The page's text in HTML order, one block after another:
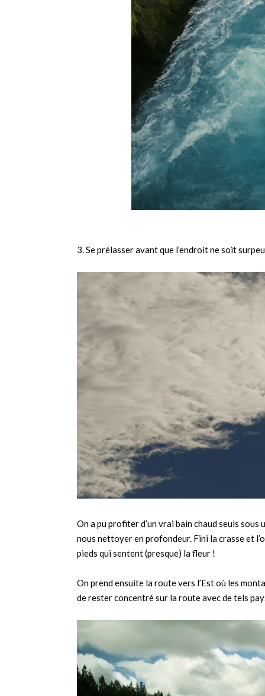
3. Se prélasser avant que l’endroit ne soit
On a pu profiter d’un vrai bain chaud seuls
nous nettoyer en profondeur. Fini la crasse et
pieds qui sentent (presque) la fleur !
On prend ensuite la route vers l’Est où les
de rester concentré sur la route avec de tels